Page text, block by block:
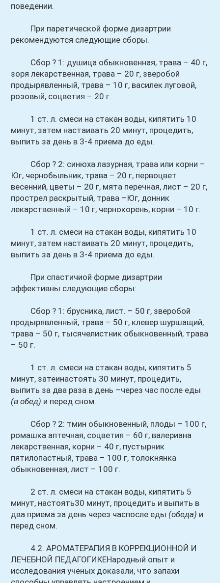
поведении.
При паретической форме дизартрии
рекомендуются следующие сборы.
Сбор ? 1: душица обыкновенная, трава – 40 г,
зоря лекарственная, трава – 20 г, зверобой
продырявленный, трава – 10 г, василек луговой,
розовый, соцветия – 20 г.
1 ст. л. смеси на стакан воды, кипятить 10
минут, затем настаивать 20 минут, процедить,
выпить за день в 3-4 приема до еды.
Сбор ? 2: синюха лазурная, трава или корни –
Юг, чернобыльник, трава – 20 г, первоцвет
весенний, цветы – 20 г, мята перечная, лист – 20 г,
прострел раскрытый, трава –Юг, донник
лекарственный – 10 г, чернокорень, корни – 10 г.
1 ст. л. смеси на стакан воды, кипятить 10
минут, затем настаивать 20 минут, процедить,
выпить за день в 3-4 приема до еды.
При спастичиой форме дизартрии
эффективны следующие сборы:
Сбор ? 1: брусника, лист. – 50 г, зверобой
продырявленный, трава – 50 г, клевер шуршащий,
трава – 50 г, тысячелистник обыкновенный, трава
– 50 г.
1 ст. л. смеси на стакан воды, кипятить 5
минут, затеинастоять 30 минут, процедить,
выпить за два раза в день –через час после еды
(в обед) и перед сном.
Сбор ? 2: тмин обыкновенный, плоды – 100 г,
ромашка аптечная, соцветия – 60 г, валериана
лекарственная, корни – 40 г, пустырник
пятилопастный, трава – 100 г, толокнянка
обыкновенная, лист – 100 г.
2 ст. л. смеси на стакан воды, кипятить 5
минут, настоять30 минут, процедить и выпить в
два приема за день через часпосле еды (обеда) и
перед сном.
4.2. АРОМАТЕРАПИЯ В КОРРЕКЦИОННОЙ И
ЛЕЧЕБНОЙ ПЕДАГОГИКЕНародный опыт и
исследования ученых доказали, что запахи